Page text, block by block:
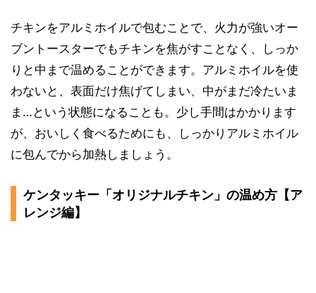
チキンをアルミホイルで包むことで、火力が強いオー
ブントースターでもチキンを焦がすことなく、しっか
りと中まで温めることができます。アルミホイルを使
わないと、表面だけ焦げてしまい、中がまだ冷たいま
ま…という状態になることも。少し手間はかかります
が、おいしく食べるためにも、しっかりアルミホイル
に包んでから加熱しましょう。
ケンタッキー「オリジナルチキン」の温め方【ア
レンジ編】